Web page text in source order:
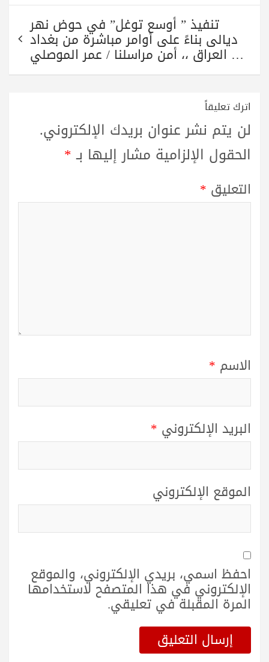
تنفيذ ” أوسع توغل” في حوض نهر
ديالى بناءً على أوامر مباشرة من بغداد
… العراق ،، أمن مراسلنا / عمر الموصلي
اترك تعليقاً
لن يتم نشر عنوان بريدك الإلكتروني.
الحقول الإلزامية مشار إليها بـ*
التعليق *
الاسم *
البريد الإلكتروني *
الموقع الإلكتروني
احفظ اسمي، بريدي الإلكتروني، والموقع
الإلكتروني في هذا المتصفح لاستخدامها
المرة المقبلة في تعليقي.